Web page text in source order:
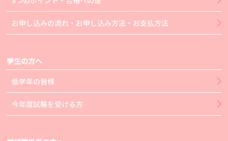
お申し込みの流れ・お申し込み方法・お支払方法
学生の方へ
低学年の皆様
今年度試験を受ける方